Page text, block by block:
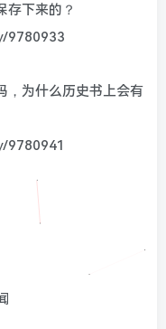
存下来的？
9780933
，为什么历史书上会有
9780941